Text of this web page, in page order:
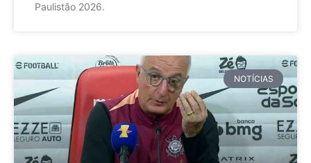
Paulistão 2026.
NOTÍCIAS